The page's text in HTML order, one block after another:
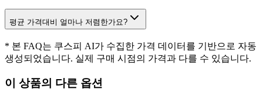
평균 가격대비 얼마나 저렴한가요?
* 본 FAQ는 쿠스피 AI가 수집한 가격 데이터를 기반으로 자동
생성되었습니다. 실제 구매 시점의 가격과 다를 수 있습니다.
이 상품의 다른 옵션